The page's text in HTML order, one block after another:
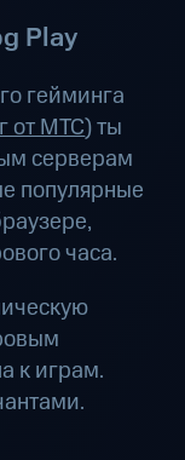
Play
гейминга
от МТС) ты
серверам
популярные
часа.
к играм.